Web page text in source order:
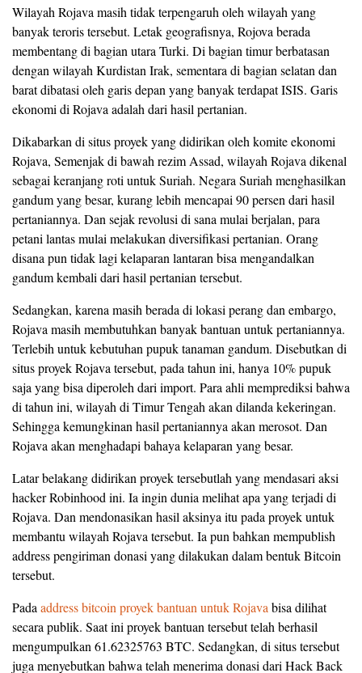
Wilayah Rojava masih tidak terpengaruh oleh wilayah yang
banyak teroris tersebut. Letak geografisnya, Rojova berada
membentang di bagian utara Turki. Di bagian timur berbatasan
dengan wilayah Kurdistan Irak, sementara di bagian selatan dan
barat dibatasi oleh garis depan yang banyak terdapat ISIS. Garis
ekonomi di Rojava adalah dari hasil pertanian.
Dikabarkan di situs proyek yang didirikan oleh komite ekonomi
Rojava, Semenjak di bawah rezim Assad, wilayah Rojava dikenal
sebagai keranjang roti untuk Suriah. Negara Suriah menghasilkan
gandum yang besar, kurang lebih mencapai 90 persen dari hasil
pertaniannya. Dan sejak revolusi di sana mulai berjalan, para
petani lantas mulai melakukan diversifikasi pertanian. Orang
disana pun tidak lagi kelaparan lantaran bisa mengandalkan
gandum kembali dari hasil pertanian tersebut.
Sedangkan, karena masih berada di lokasi perang dan embargo,
Rojava masih membutuhkan banyak bantuan untuk pertaniannya.
Terlebih untuk kebutuhan pupuk tanaman gandum. Disebutkan di
situs proyek Rojava tersebut, pada tahun ini, hanya 10% pupuk
saja yang bisa diperoleh dari import. Para ahli memprediksi bahwa
di tahun ini, wilayah di Timur Tengah akan dilanda kekeringan.
Sehingga kemungkinan hasil pertaniannya akan merosot. Dan
Rojava akan menghadapi bahaya kelaparan yang besar.
Latar belakang didirikan proyek tersebutlah yang mendasari aksi
hacker Robinhood ini. Ia ingin dunia melihat apa yang terjadi di
Rojava. Dan mendonasikan hasil aksinya itu pada proyek untuk
membantu wilayah Rojava tersebut. Ia pun bahkan mempublish
address pengiriman donasi yang dilakukan dalam bentuk Bitcoin
tersebut.
Pada address bitcoin proyek bantuan untuk Rojava bisa dilihat
secara publik. Saat ini proyek bantuan tersebut telah berhasil
mengumpulkan 61.62325763 BTC. Sedangkan, di situs tersebut
juga menyebutkan bahwa telah menerima donasi dari Hack Back